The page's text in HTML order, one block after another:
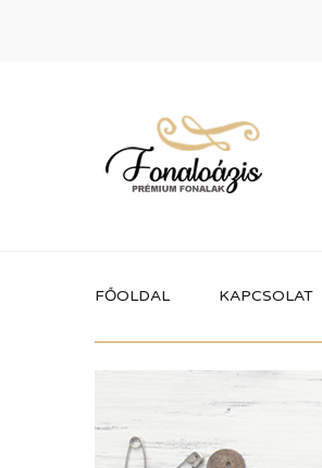
FŐOLDAL KAPCSOLAT
Itt megtalálhatod a fonaloázis által
forgalmazott összes terméket